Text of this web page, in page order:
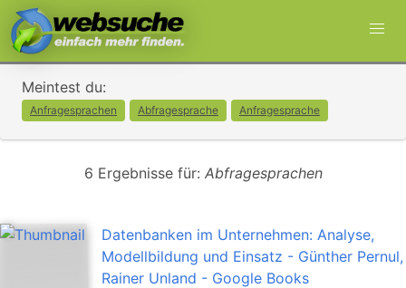
Meintest du:
Anfragesprachen Abfragesprache Anfragesprache
6 Ergebnisse für: Abfragesprachen
Datenbanken im Unternehmen: Analyse,
Modellbildung und Einsatz - Günther Pernul,
Rainer Unland - Google Books